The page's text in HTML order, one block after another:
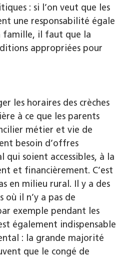
: si l’on veut que les
une responsabilité égale
famille, il faut que la
appropriées pour
les horaires des crèches
à ce que les parents
métier et vie de
besoin d’offres
qui soient accessibles, à la
et financièrement. C’est
en milieu rural. Il y a des
où il n’y a pas de
exemple pendant les
également indispensable
: la grande majorité
que le congé de